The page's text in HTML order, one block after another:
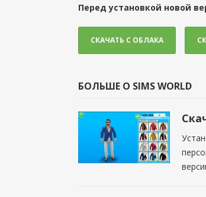
Перед установкой новой
СКАЧАТЬ С ОБЛАКА
БОЛЬШЕ О SIMS WORLD